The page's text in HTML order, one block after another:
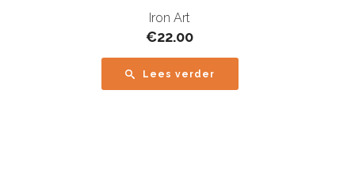
Iron Art
€22.00
Lees verder